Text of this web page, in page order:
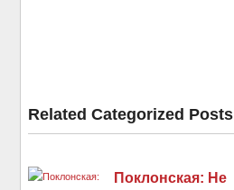
Related Categorized Posts
Поклонская: Не